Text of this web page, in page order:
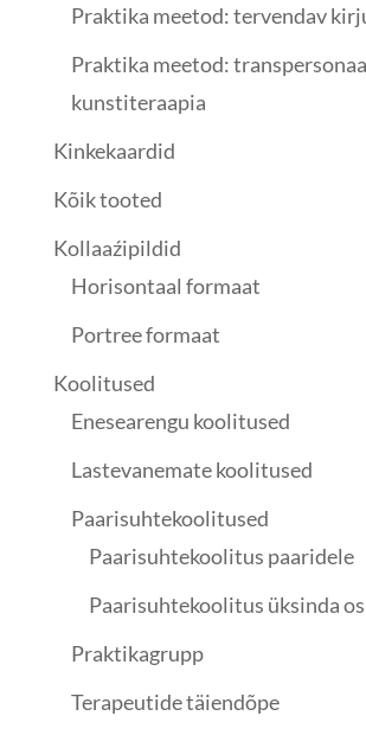
Praktika meetod: tervendav
Praktika meetod:
kunstiteraapia
Kinkekaardid
Kõik tooted
Kollaaźipildid
Horisontaal formaat
Portree formaat
Koolitused
Enesearengu koolitused
Lastevanemate koolitused
Paarisuhtekoolitused
Paarisuhtekoolitus paaridele
Paarisuhtekoolitus üksinda
Praktikagrupp
Terapeutide täiendõpe